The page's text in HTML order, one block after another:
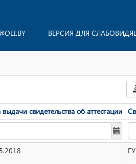
ВЕРСИЯ ДЛЯ
свидетельства об аттестации